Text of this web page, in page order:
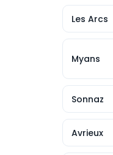
Les Arcs
Myans
Sonnaz
Avrieux